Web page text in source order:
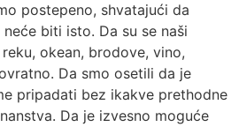
postepeno, shvatajući da
biti isto. Da su se naši
okean, brodove, vino,
Da smo osetili da je
pripadati bez ikakve prethodne
Da je izvesno moguće